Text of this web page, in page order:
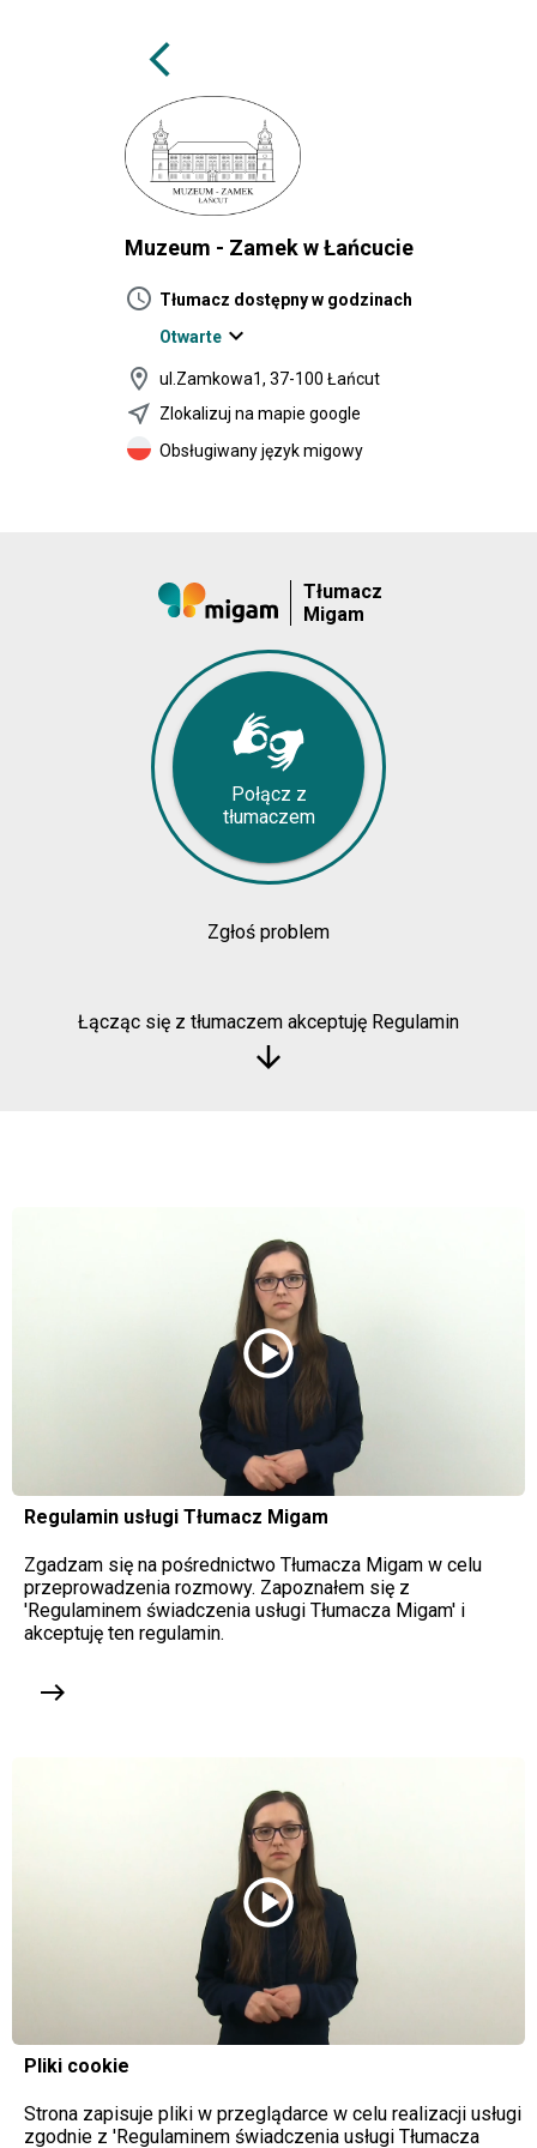
arrow_back_ios
Muzeum - Zamek w Łańcucie
schedule Tłumacz dostępny w godzinach
Otwarteexpand_more
location_on
ul.Zamkowa1, 37-100 Łańcut
near_me Zlokalizuj na mapie google
Obsługiwany język migowy
Tłumacz
Migam
Połącz z
tłumaczem
Zgłoś problem
Łącząc się z tłumaczem akceptuję Regulamin
arrow_downward
play_circle
Regulamin usługi Tłumacz Migam
Zgadzam się na pośrednictwo Tłumacza Migam w celu
przeprowadzenia rozmowy. Zapoznałem się z
'Regulaminem świadczenia usługi Tłumacza Migam' i
akceptuję ten regulamin.
east
play_circle
Pliki cookie
Strona zapisuje pliki w przeglądarce w celu realizacji usługi
zgodnie z 'Regulaminem świadczenia usługi Tłumacza